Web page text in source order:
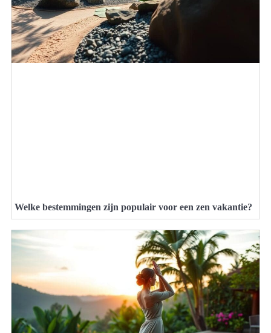
Welke bestemmingen zijn populair voor een zen vakantie?